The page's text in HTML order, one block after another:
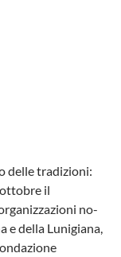
delle tradizioni:
il
no-
della Lunigiana,